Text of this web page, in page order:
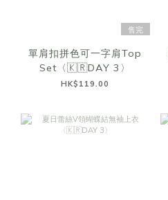
售完
單肩扣拼色可一字肩Top
Set〈🇰🇷DAY 3〉
HK$119.00